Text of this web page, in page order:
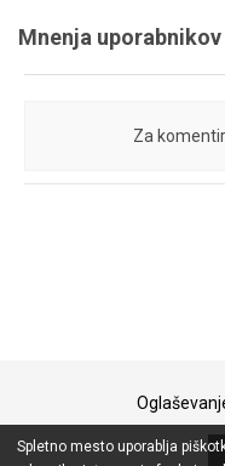
Mnenja uporabnikov
Za
Spletno mesto uporablja